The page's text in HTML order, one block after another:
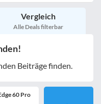
inkl. Kombi-Tarife
Vergleich
Alle Deals filterbar
Beiträge finden.
60 Pro